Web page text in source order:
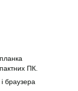
ПК.
браузера